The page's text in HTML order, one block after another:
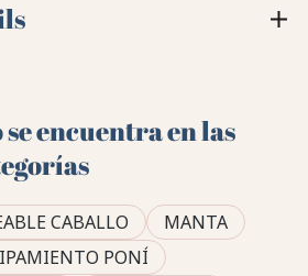
encuentra en las
CABALLO
MANTA
PONÍ